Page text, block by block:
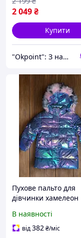
2 049₴
Купити
"Okpoint": З нами ваше життя буде ОК!
Пухове пальто для
дівчинки хамелеон
В наявності
від382₴/міс